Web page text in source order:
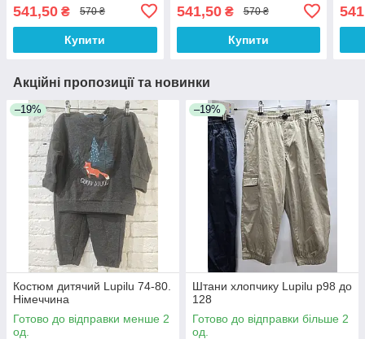
541,50 ₴ 570 ₴
Купити
541,50₴ 570 ₴
Купити
Акційні пропозиції та новинки
–19%
Костюм дитячий Lupilu 74-80.
Німеччина
Готово до відправки менше 2
од.
–19%
Штани хлопчику Lupilu р98 до
128
Готово до відправки більше 2
од.